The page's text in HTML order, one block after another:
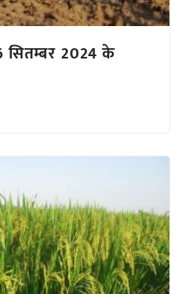
सितम्बर 2024 के